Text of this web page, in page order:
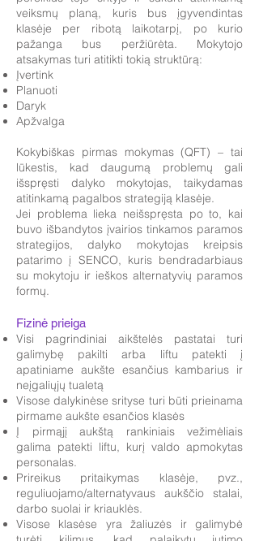
veiksmų planą, kuris bus įgyvendintas
klasėje per ribotą laikotarpį, po kurio
pažanga bus peržiūrėta. Mokytojo
atsakymas turi atitikti tokią struktūrą:
Įvertink
Planuoti
Daryk
Apžvalga
Kokybiškas pirmas mokymas (QFT) – tai
lūkestis, kad daugumą problemų gali
išspręsti dalyko mokytojas, taikydamas
atitinkamą pagalbos strategiją klasėje.
Jei problema lieka neišspręsta po to, kai
buvo išbandytos įvairios tinkamos paramos
strategijos, dalyko mokytojas kreipsis
patarimo į SENCO, kuris bendradarbiaus
su mokytoju ir ieškos alternatyvių paramos
formų.
Fizinė prieiga
Visi pagrindiniai aikštelės pastatai turi
galimybę pakilti arba liftu patekti į
apatiniame aukšte esančius kambarius ir
neįgaliųjų tualetą
Visose dalykinėse srityse turi būti prieinama
pirmame aukšte esančios klasės
Į pirmąjį aukštą rankiniais vežimėliais
galima patekti liftu, kurį valdo apmokytas
personalas.
Prireikus pritaikymas klasėje, pvz.,
reguliuojamo/alternatyvaus aukščio stalai,
darbo suolai ir kriauklės.
Visose klasėse yra žaliuzės ir galimybė